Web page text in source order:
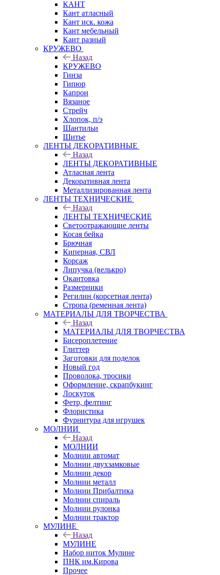
КАНТ
Кант атласный
Кант иск. кожа
Кант мебельный
Кант разный
КРУЖЕВО
Назад
КРУЖЕВО
Гинза
Гипюр
Капрон
Вязаное
Стрейч
Хлопок, п/э
Шантильи
Шитье
ЛЕНТЫ ДЕКОРАТИВНЫЕ
Назад
ЛЕНТЫ ДЕКОРАТИВНЫЕ
Атласная лента
Декоративная лента
Металлизированная лента
ЛЕНТЫ ТЕХНИЧЕСКИЕ
Назад
ЛЕНТЫ ТЕХНИЧЕСКИЕ
Светоотражающие ленты
Косая бейка
Брючная
Киперная, СВЛ
Корсаж
Липучка (велькро)
Окантовка
Размерники
Регилин (корсетная лента)
Стропа (ременная лента)
МАТЕРИАЛЫ ДЛЯ ТВОРЧЕСТВА
Назад
МАТЕРИАЛЫ ДЛЯ ТВОРЧЕСТВА
Бисероплетение
Глиттер
Заготовки для поделок
Новый год
Проволока, тросики
Оформление, скрапбукинг
Лоскуток
Фетр, фелтинг
Флористика
Фурнитура для игрушек
МОЛНИИ
Назад
МОЛНИИ
Молнии автомат
Молнии двухзамковые
Молнии декор
Молнии металл
Молнии Прибалтика
Молнии спираль
Молнии рулонка
Молнии трактор
МУЛИНЕ
Назад
МУЛИНЕ
Набор ниток Мулине
ПНК им.Кирова
Прочее